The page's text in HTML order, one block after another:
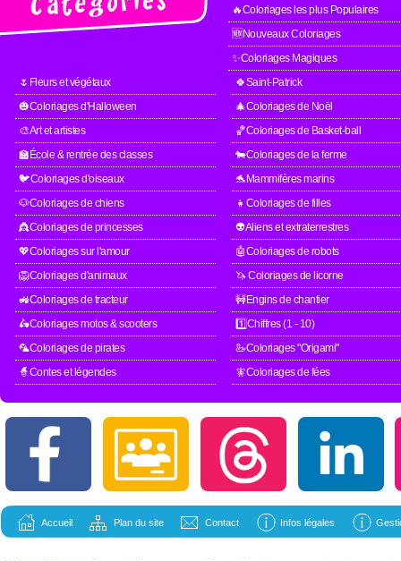
🔥Coloriages les plus Populaires
🆕Nouveaux Coloriages
✨Coloriages Magiques
🌷Fleurs et végétaux
🍀Saint-Patrick
🎃Coloriages d'Halloween
🎄Coloriages de Noël
🎨Art et artistes
🏀Coloriages de Basket-ball
🏫École & rentrée des classes
🐄Coloriages de la ferme
🐦Coloriages d'oiseaux
🐬Mammifères marins
🐶Coloriages de chiens
👧Coloriages de filles
👸Coloriages de princesses
👽Aliens et extraterrestres
💖Coloriages sur l'amour
🤖Coloriages de robots
🦁Coloriages d'animaux
🦄 Coloriages de licorne
🚜Coloriages de tracteur
🚧Engins de chantier
🛵Coloriages motos & scooters
1️⃣Chiffres (1 - 10)
🦜Coloriages de pirates
🦢Coloriages "Origami"
🧙Contes et légendes
🧚Coloriages de fées
Accueil Plan du site Contact Infos légales